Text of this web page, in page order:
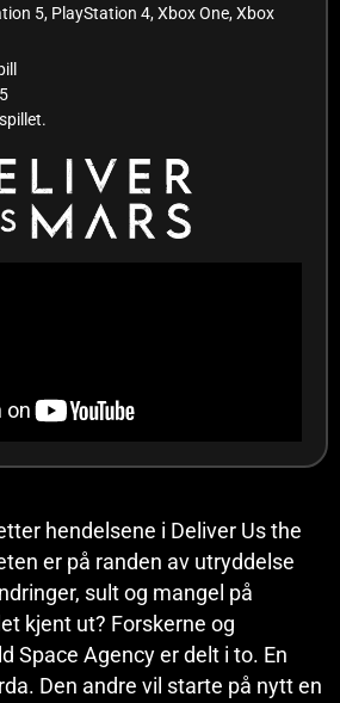
5, PlayStation 4, Xbox One, Xbox
hendelsene i Deliver Us the
er på randen av utryddelse
sult og mangel på
kjent ut? Forskerne og
Space Agency er delt i to. En
Den andre vil starte på nytt en